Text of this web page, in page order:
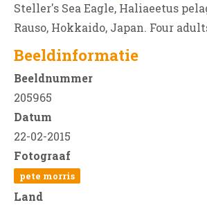
Steller's Sea Eagle, Haliaeetus
Rauso, Hokkaido, Japan. Four
Beeldinformatie
Beeldnummer
205965
Datum
22-02-2015
Fotograaf
pete morris
Land